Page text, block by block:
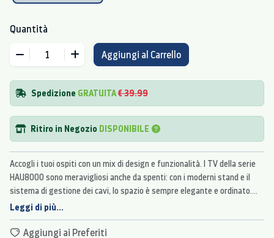
Quantità
Aggiungi al Carrello
Spedizione GRATUITA€ 39.99
Ritiro in Negozio DISPONIBILE
Accogli i tuoi ospiti con un mix di design e funzionalità. I TV della serie
HAU8000 sono meravigliosi anche da spenti: con i moderni stand e il
sistema di gestione dei cavi, lo spazio è sempre elegante e ordinato.
Una volta acceso, il display Crystal UHD dà il meglio di sé trasmettendo
contenuti dettagliati e colori intensi.
Leggi di più...
Aggiungi ai Preferiti